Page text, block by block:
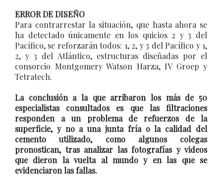
ERROR DE DISEÑO
Para contrarrestar la situación, que hasta ahora se
ha detectado únicamente en los quicios 2 y 3 del
Pacífico, se reforzarán todos: 1, 2, y 3 del Pacífico y 1,
2, y 3 del Atlántico, estructuras diseñadas por el
consorcio Montgomery Watson Harza, IV Groep y
Tetratech.
La conclusión a la que arribaron los más de 50
especialistas consultados es que las filtraciones
responden a un problema de refuerzos de la
superficie, y no a una junta fría o la calidad del
cemento utilizado, como algunos colegas
pronostican, tras analizar las fotografías y videos
que dieron la vuelta al mundo y en las que se
evidenciaron las fallas.